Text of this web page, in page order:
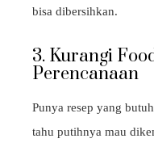
bisa dibersihkan.
3. Kurangi
Perencanaan
Punya resep yang
tahu putihnya mau